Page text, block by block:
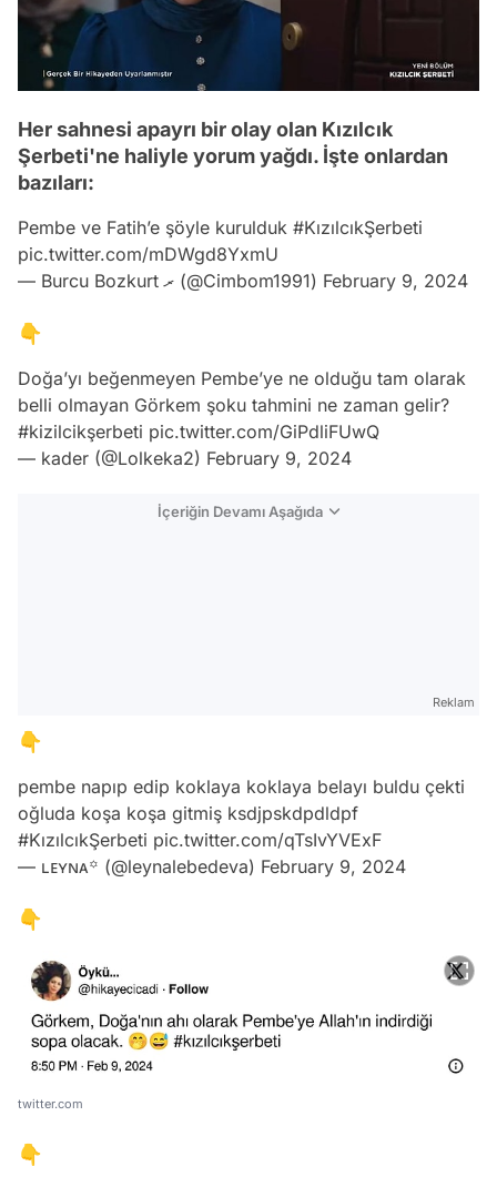
Her sahnesi apayrı bir olay olan Kızılcık
Şerbeti'ne haliyle yorum yağdı. İşte onlardan
bazıları:
Pembe ve Fatih’e şöyle kurulduk #KızılcıkŞerbeti
pic.twitter.com/mDWgd8YxmU
— Burcu Bozkurt ރ (@Cimbom1991) February 9, 2024
👇
Doğa’yı beğenmeyen Pembe’ye ne olduğu tam olarak
belli olmayan Görkem şoku tahmini ne zaman gelir?
#kizilcikşerbeti pic.twitter.com/GiPdliFUwQ
— kader (@Lolkeka2) February 9, 2024
İçeriğin Devamı Aşağıda
Reklam
👇
pembe napıp edip koklaya koklaya belayı buldu çekti
oğluda koşa koşa gitmiş ksdjpskdpdldpf
#KızılcıkŞerbeti pic.twitter.com/qTsIvYVExF
— ʟᴇʏɴᴀ꙳ (@leynalebedeva) February 9, 2024
👇
twitter.com
👇